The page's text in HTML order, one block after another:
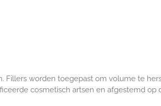
Fillers worden toegepast om volume te
cosmetisch artsen en afgestemd op